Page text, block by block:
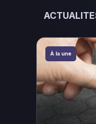
À la une